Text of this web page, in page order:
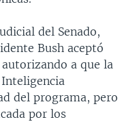
del Senado,
Bush aceptó
a que la
del programa, pero
por los